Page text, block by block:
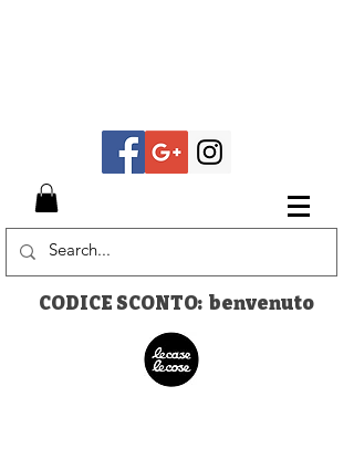
CODICE SCONTO: benvenuto